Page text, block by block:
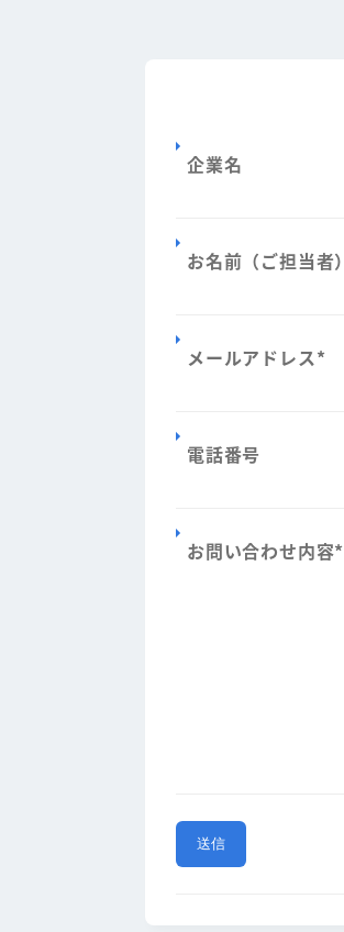
企業名
お名前（ご担当者）
メールアドレス*
電話番号
お問い合わせ内容*